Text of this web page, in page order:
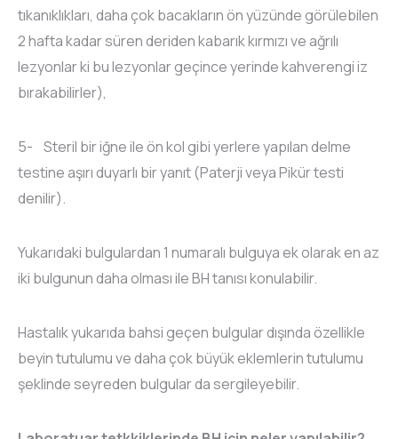
tıkanıklıkları, daha çok bacakların ön yüzünde görülebilen
2 hafta kadar süren deriden kabarık kırmızı ve ağrılı
lezyonlar ki bu lezyonlar geçince yerinde kahverengi iz
bırakabilirler),
5- Steril bir iğne ile ön kol gibi yerlere yapılan delme
testine aşırı duyarlı bir yanıt (Paterji veya Pikür testi
denilir).
Yukarıdaki bulgulardan 1 numaralı bulguya ek olarak en az
iki bulgunun daha olması ile BH tanısı konulabilir.
Hastalık yukarıda bahsi geçen bulgular dışında özellikle
beyin tutulumu ve daha çok büyük eklemlerin tutulumu
şeklinde seyreden bulgular da sergileyebilir.